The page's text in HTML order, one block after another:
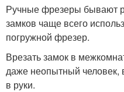
Ручные фрезеры бывают
замков чаще всего
погружной фрезер.
Врезать замок в
даже неопытный человек,
в руки.